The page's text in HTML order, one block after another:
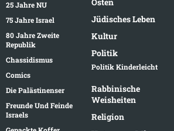
25 Jahre NU
75 Jahre Israel
80 Jahre Zweite
Republik
Chassidismus
Comics
Die Palästinenser
Freunde Und Feinde
Israels
Jüdisches Leben
Kultur
Politik
Politik Kinderleicht
Rabbinische
Weisheiten
Religion